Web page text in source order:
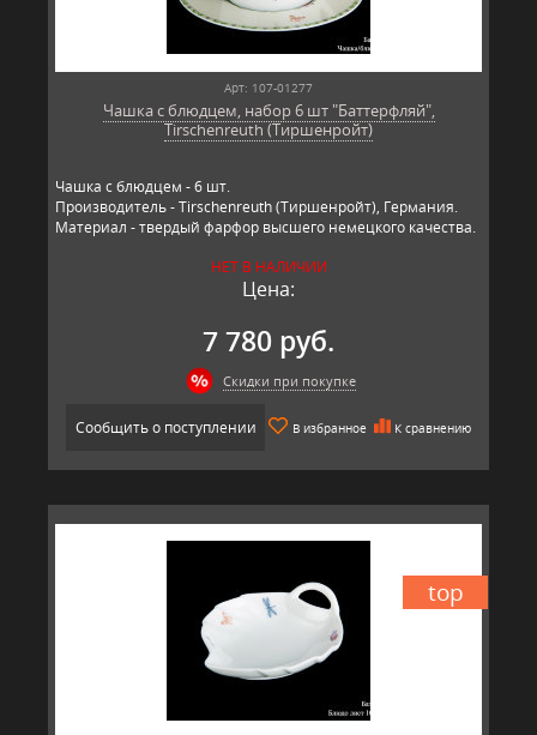
Арт: 107-01277
Чашка с блюдцем, набор 6 шт "Баттерфляй",
Tirschenreuth (Тиршенройт)
Чашка с блюдцем - 6 шт.
Производитель - Tirschenreuth (Тиршенройт), Германия.
Материал - твердый фарфор высшего немецкого качества.
НЕТ В НАЛИЧИИ
Цена:
7 780 руб.
Скидки при покупке
Сообщить о поступлении В избранное К сравнению
top